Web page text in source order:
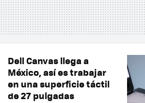
Dell Canvas llega a
México, así es trabajar
en una superficie táctil
de 27 pulgadas